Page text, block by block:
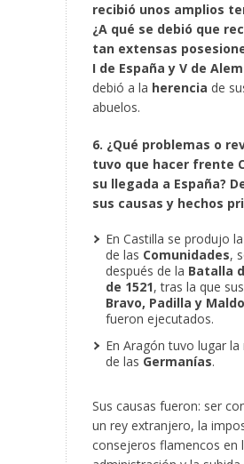
recibió unos amplios
¿A qué se debió que
tan extensas
I de España y V de
debió a la herencia de
abuelos.
6. ¿Qué problemas o
tuvo que hacer frente
su llegada a España?
sus causas y hechos
En Castilla se produjo
de las Comunidades,
después de la Batalla
de 1521, tras la que
Bravo, Padilla y
fueron ejecutados.
En Aragón tuvo lugar la
de las Germanías.
Sus causas fueron: ser
un rey extranjero, la
consejeros flamencos en